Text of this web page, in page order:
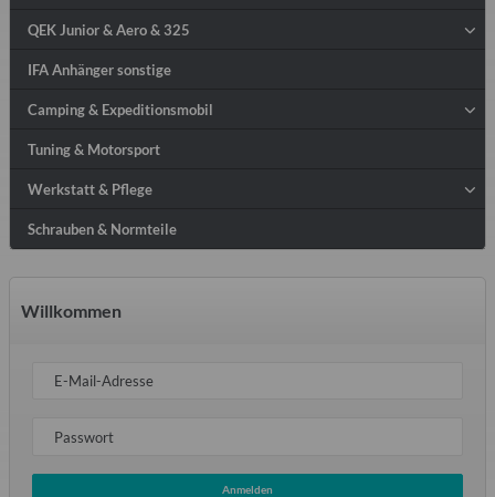
QEK Junior & Aero & 325
IFA Anhänger sonstige
Camping & Expeditionsmobil
Tuning & Motorsport
Werkstatt & Pflege
Schrauben & Normteile
Willkommen
E-Mail-Adresse
Passwort
Anmelden